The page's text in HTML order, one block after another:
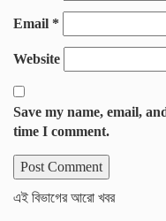
Email *
Website
Save my name, email,
time I comment.
এই বিভাগের আরো খবর